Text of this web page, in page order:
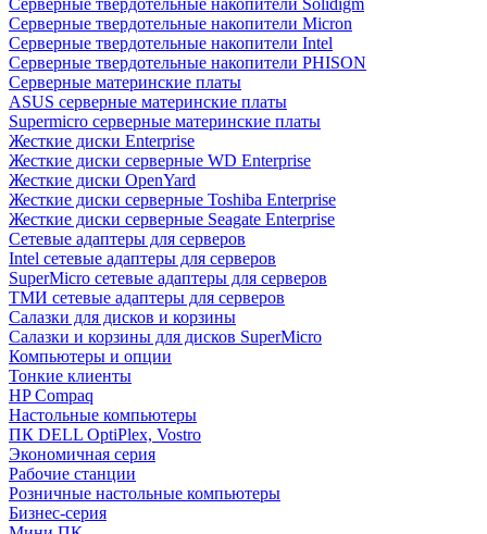
Cерверные твердотельные накопители Solidigm
Cерверные твердотельные накопители Micron
Cерверные твердотельные накопители Intel
Cерверные твердотельные накопители PHISON
Серверные материнские платы
ASUS серверные материнские платы
Supermicro серверные материнские платы
Жесткие диски Enterprise
Жесткие диски серверные WD Enterprise
Жесткие диски OpenYard
Жесткие диски серверные Toshiba Enterprise
Жесткие диски серверные Seagate Enterprise
Сетевые адаптеры для серверов
Intel сетевые адаптеры для серверов
SuperMicro сетевые адаптеры для серверов
ТМИ сетевые адаптеры для серверов
Салазки для дисков и корзины
Салазки и корзины для дисков SuperMicro
Компьютеры и опции
Тонкие клиенты
HP Compaq
Настольные компьютеры
ПК DELL OptiPlex, Vostro
Экономичная серия
Рабочие станции
Розничные настольные компьютеры
Бизнес-серия